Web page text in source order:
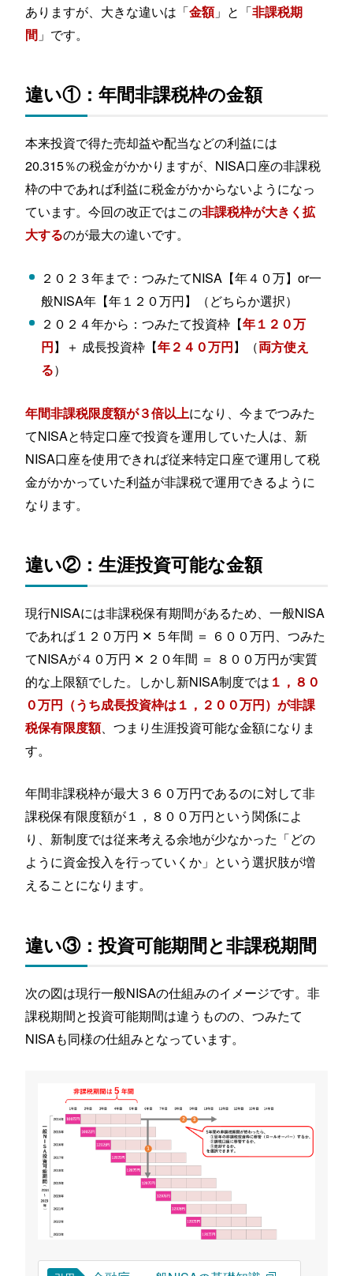
ありますが、大きな違いは「金額」と「非課税期
間 」です。
違い①：年間非課税枠の金額
本来投資で得た売却益や配当などの利益には
20.315％の税金がかかりますが、NISA口座の非課税
枠の中であれば利益に税金がかからないようになっ
ています。今回の改正ではこの非課税枠が大きく拡
大するのが最大の違いです。
２０２３年まで：つみたてNISA【年４０万】or一
般NISA年【年１２０万円】（どちらか選択）
２０２４年から：つみたて投資枠【年１２０万
円】＋ 成長投資枠【年２４０万円】（両方使え
る）
年間非課税限度額が３倍以上になり、今までつみた
てNISAと特定口座で投資を運用していた人は、新
NISA口座を使用できれば従来特定口座で運用して税
金がかかっていた利益が非課税で運用できるように
なります。
違い②：生涯投資可能な金額
現行NISAには非課税保有期間があるため、一般NISA
であれば１２０万円 ✕ ５年間 ＝ ６００万円、つみた
てNISAが４０万円 ✕ ２０年間 ＝ ８００万円が実質
的な上限額でした。しかし新NISA制度では １，８０
０万円（うち成長投資枠は１，２００万円）が非課
税保有限度額、つまり生涯投資可能な金額になりま
す。
年間非課税枠が最大３６０万円であるのに対して非
課税保有限度額が１，８００万円という関係によ
り、新制度では従来考える余地が少なかった「どの
ように資金投入を行っていくか」という選択肢が増
えることになります。
違い③：投資可能期間と非課税期間
次の図は現行一般NISAの仕組みのイメージです。非
課税期間と投資可能期間は違うものの、つみたて
NISAも同様の仕組みとなっています。